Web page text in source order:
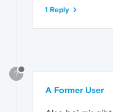
1 Reply
?
A Former User